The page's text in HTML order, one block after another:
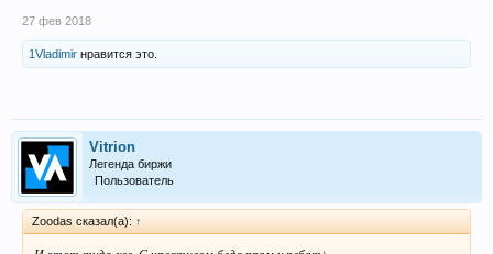
27 фев 2018
1Vladimir нравится это.
Vitrion
Легенда биржи
Пользователь
Zoodas сказал(а): ↑